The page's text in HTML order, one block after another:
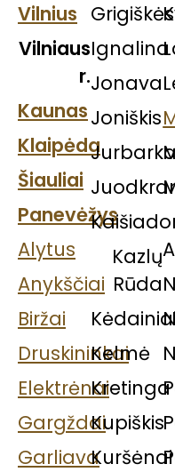
Vilnius
Vilniaus
r.
Kaunas
Klaipėda
Šiauliai
Panevėžys
Alytus
Anykščiai
Biržai
Druskininkai
Elektrėnai
Gargždai
Garliava
Grigiškės
Ignalina
Jonava
Joniškis
Kazlų
Rūda
Kėdainiai
Kelmė
Kretinga
Kupiškis
Kuršėnai